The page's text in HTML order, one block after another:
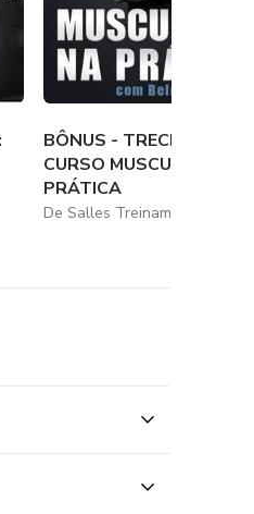
BÔNUS - TRECHO DO
CURSO MUSCULAÇÃO NA
PRÁTICA
De Salles Treinamento